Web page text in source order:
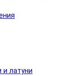
и латуни